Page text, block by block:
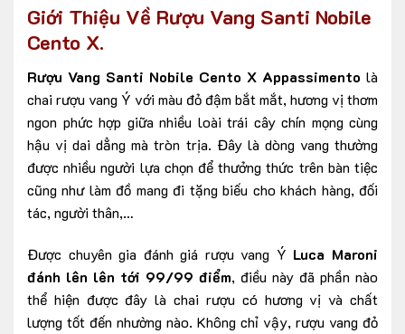
Giới Thiệu Về Rượu Vang Santi Nobile
Cento X.
Rượu Vang Santi Nobile Cento X Appassimento là
chai rượu vang Ý với màu đỏ đậm bắt mắt, hương vị thơm
ngon phức hợp giữa nhiều loài trái cây chín mọng cùng
hậu vị dai dẳng mà tròn trịa. Đây là dòng vang thường
được nhiều người lựa chọn để thưởng thức trên bàn tiệc
cũng như làm đồ mang đi tặng biếu cho khách hàng, đối
tác, người thân,…
Được chuyên gia đánh giá rượu vang Ý Luca Maroni
đánh lên lên tới 99/99 điểm, điều này đã phần nào
thể hiện được đây là chai rượu có hương vị và chất
lượng tốt đến nhường nào. Không chỉ vậy, rượu vang đỏ